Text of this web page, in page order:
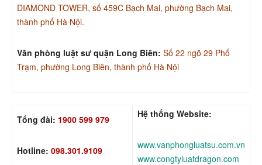
DIAMOND TOWER, số 459C Bạch Mai, phường Bạch Mai,
thành phố Hà Nội.
Văn phòng luật sư quận Long Biên: Số 22 ngõ 29 Phố
Trạm, phường Long Biên, thành phố Hà Nội
Tổng đài: 1900 599 979
Hotline: 098.301.9109
Hệ thống Website:
www.vanphongluatsu.com.vn
www.congtyluatdragon.com